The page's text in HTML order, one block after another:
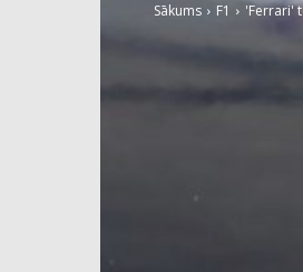
Sākums F1 'Ferrari'